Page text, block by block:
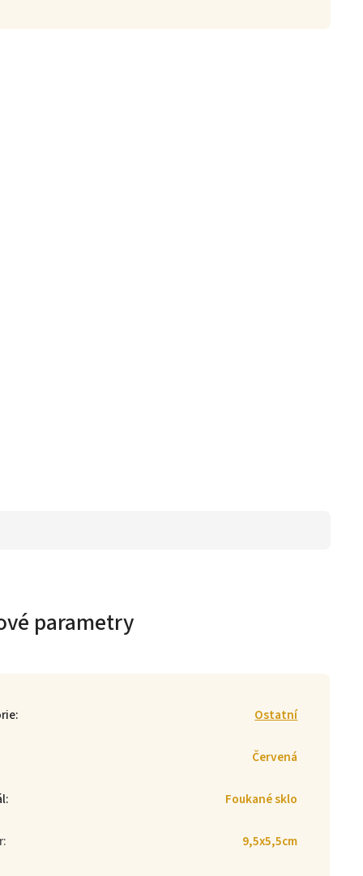
parametry
: Ostatní
Červená
: Foukané sklo
: 9,5x5,5cm